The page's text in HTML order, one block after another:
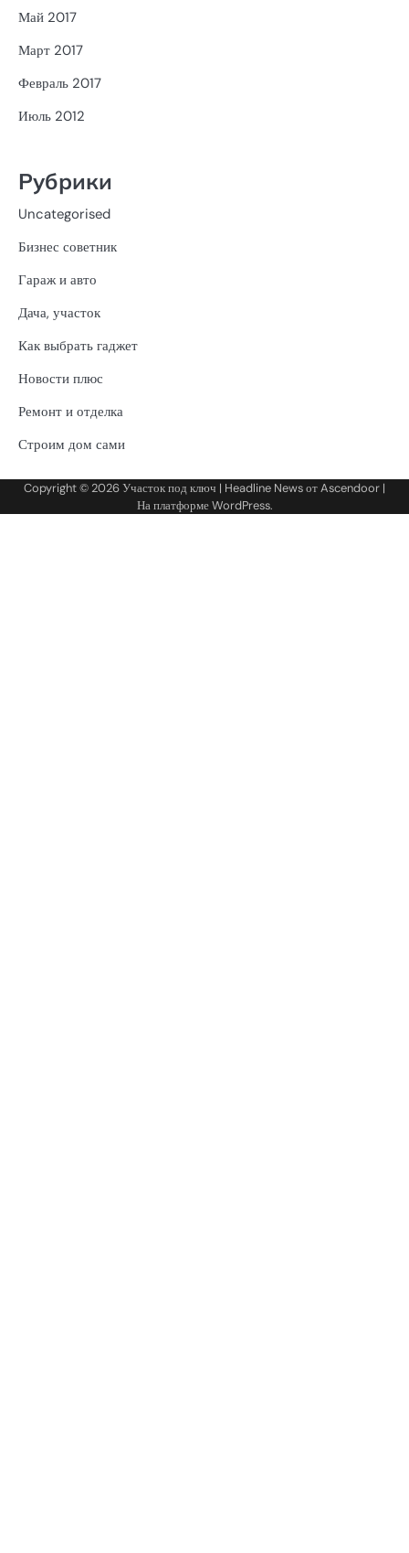
Май 2017
Март 2017
Февраль 2017
Июль 2012
Рубрики
Uncategorised
Бизнес советник
Гараж и авто
Дача, участок
Как выбрать гаджет
Новости плюс
Ремонт и отделка
Строим дом сами
Copyright © 2026Участок под ключ | Headline News отAscendoor |
На платформеWordPress.